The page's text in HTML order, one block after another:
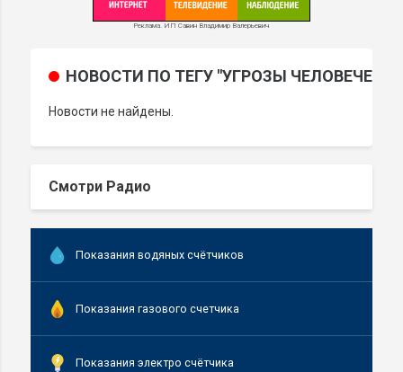
Реклама. ИП Савин Владимир Валерьевич
НОВОСТИ ПО ТЕГУ "УГРОЗЫ
Новости не найдены.
Смотри Радио
Показания водяных счётчиков
Показания газового счетчика
Показания электро счётчика